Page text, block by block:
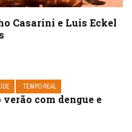
Casarini e Luis Eckel
TEMPO REAL
com dengue e